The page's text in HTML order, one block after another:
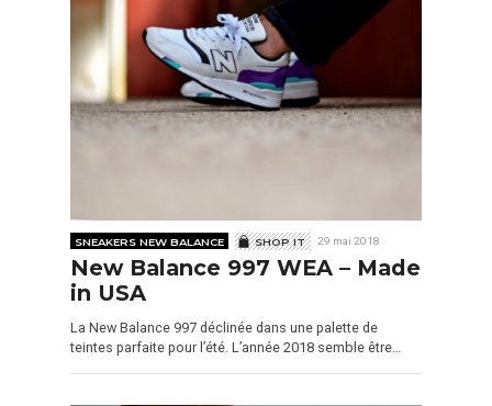
SNEAKERS NEW BALANCE SHOP IT 29 mai 2018
New Balance 997 WEA – Made
in USA
La New Balance 997 déclinée dans une palette de
teintes parfaite pour l’été. L’année 2018 semble être…